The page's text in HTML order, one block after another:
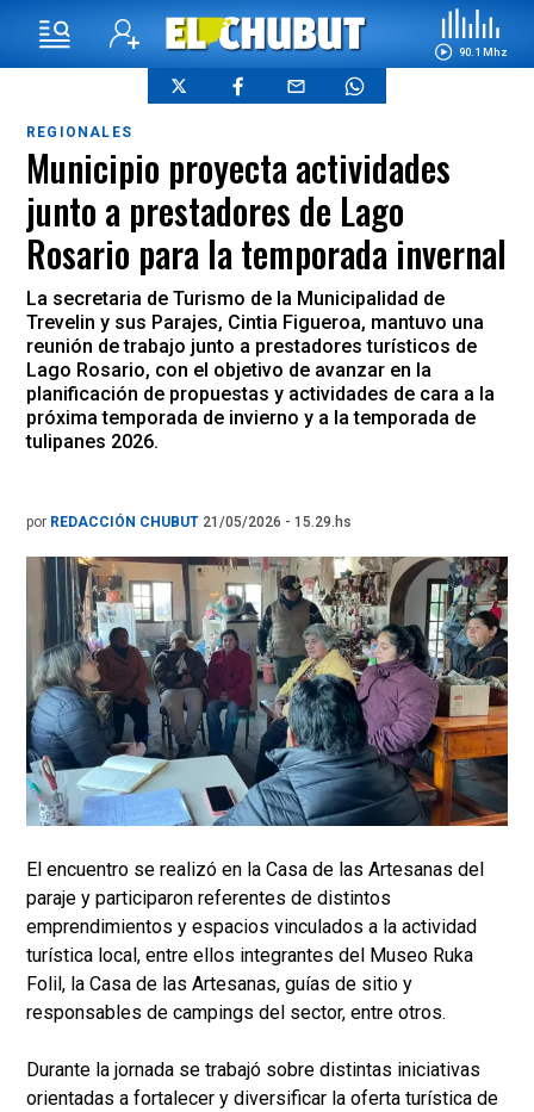
90.1 Mhz
REGIONALES
Municipio proyecta actividades
junto a prestadores de Lago
Rosario para la temporada invernal
La secretaria de Turismo de la Municipalidad de
Trevelin y sus Parajes, Cintia Figueroa, mantuvo una
reunión de trabajo junto a prestadores turísticos de
Lago Rosario, con el objetivo de avanzar en la
planificación de propuestas y actividades de cara a la
próxima temporada de invierno y a la temporada de
tulipanes 2026.
por REDACCIÓN CHUBUT 21/05/2026 - 15.29.hs
El encuentro se realizó en la Casa de las Artesanas del
paraje y participaron referentes de distintos
emprendimientos y espacios vinculados a la actividad
turística local, entre ellos integrantes del Museo Ruka
Folil, la Casa de las Artesanas, guías de sitio y
responsables de campings del sector, entre otros.
Durante la jornada se trabajó sobre distintas iniciativas
orientadas a fortalecer y diversificar la oferta turística de